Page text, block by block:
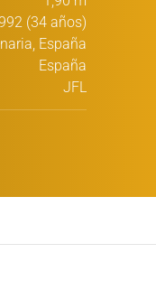
(34 años)
España
España
JFL